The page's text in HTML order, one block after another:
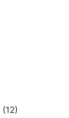
(12)